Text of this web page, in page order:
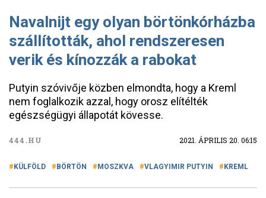
Navalnijt egy olyan börtönkórházba
szállították, ahol rendszeresen
verik és kínozzák a rabokat
Putyin szóvivője közben elmondta, hogy a Kreml
nem foglalkozik azzal, hogy orosz elítélték
egészségügyi állapotát kövesse.
444.HU 2021. ÁPRILIS 20. 06:15
KÜLFÖLD BÖRTÖN MOSZKVA VLAGYIMIR PUTYIN KREML